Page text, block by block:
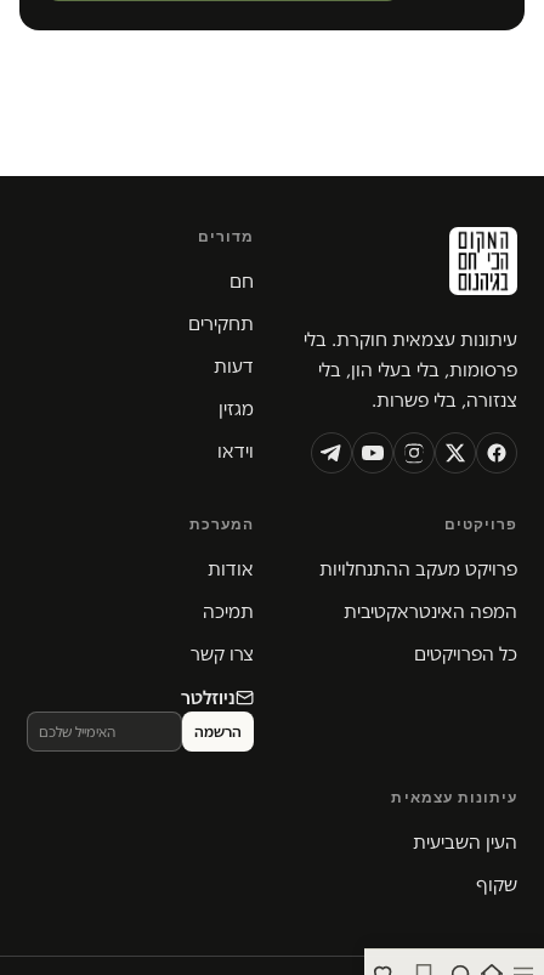
עיתונות עצמאית חוקרת. בלי
פרסומות, בלי בעלי הון, בלי
צנזורה, בלי פשרות.
מדורים
חם
תחקירים
דעות
מגזין
וידאו
פרויקטים
פרויקט מעקב ההתנחלויות
המפה האינטראקטיבית
כל הפרויקטים
המערכת
אודות
תמיכה
צרו קשר
ניוזלטר
עיתונות עצמאית
העין השביעית
שקוף